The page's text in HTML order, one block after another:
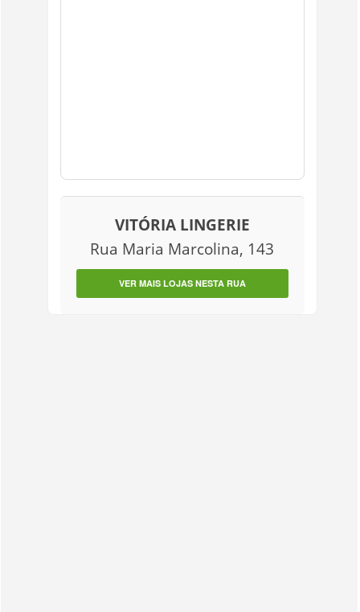
VITÓRIA LINGERIE
Rua Maria Marcolina, 143
VER MAIS LOJAS NESTA RUA